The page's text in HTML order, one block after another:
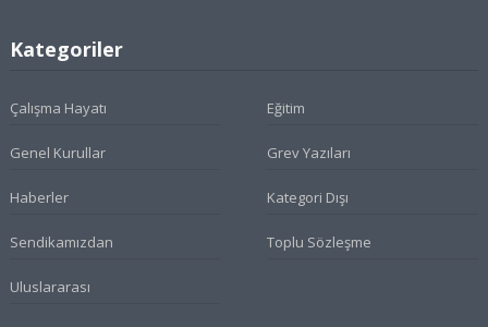
Kategoriler
Çalışma Hayatı Eğitim
Genel Kurullar Grev Yazıları
Haberler Kategori Dışı
Sendikamızdan Toplu Sözleşme
Uluslararası